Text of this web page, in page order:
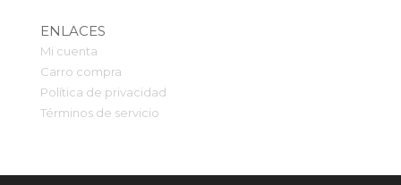
ENLACES
Mi cuenta
Carro compra
Política de privacidad
Términos de servicio